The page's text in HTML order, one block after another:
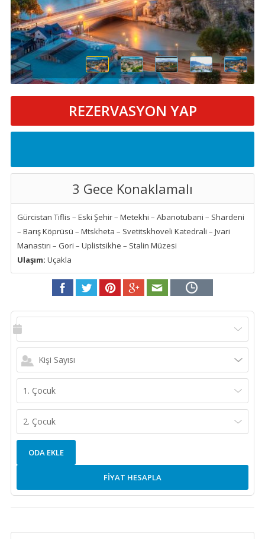
REZERVASYON YAP
3 Gece Konaklamalı
Gürcistan Tiflis – Eski Şehir – Metekhi – Abanotubani – Shardeni
– Barış Köprüsü – Mtskheta – Svetitskhoveli Katedrali – Jvari
Manastırı – Gori – Uplistsikhe – Stalin Müzesi
Ulaşım: Uçakla
Kişi Sayısı
1. Çocuk
2. Çocuk
ODA EKLE
FİYAT HESAPLA